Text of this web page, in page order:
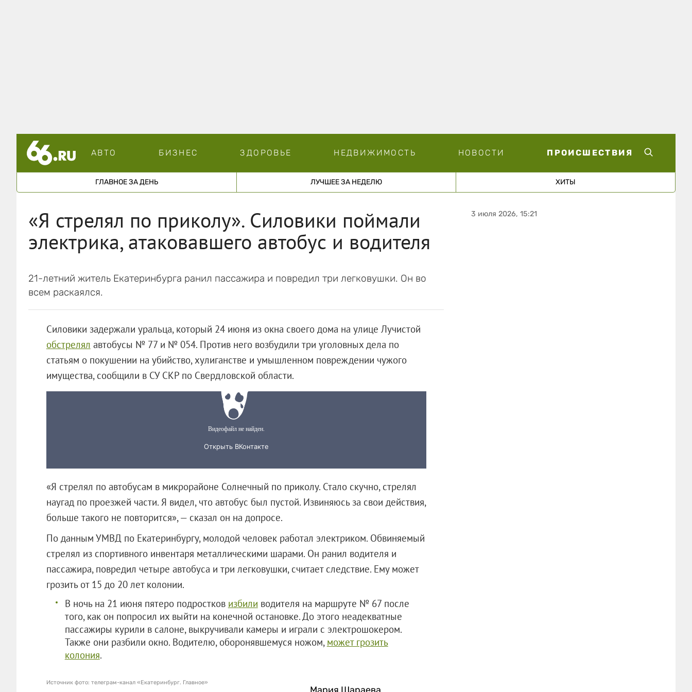
АВТО БИЗНЕС ЗДОРОВЬЕ НЕДВИЖИМОСТЬ НОВОСТИ ПРОИСШЕСТВИЯ
ГЛАВНОЕ ЗА ДЕНЬ ЛУЧШЕЕ ЗА НЕДЕЛЮ ХИТЫ
«Я стрелял по приколу». Силовики поймали
электрика, атаковавшего автобус и водителя
21-летний житель Екатеринбурга ранил пассажира и повредил три легковушки. Он во
всем раскаялся.
Силовики задержали уральца, который 24 июня из окна своего дома на улице Лучистой
обстрелял автобусы № 77 и № 054. Против него возбудили три уголовных дела по
статьям о покушении на убийство, хулиганстве и умышленном повреждении чужого
имущества, сообщили в СУ СКР по Свердловской области.
«Я стрелял по автобусам в микрорайоне Солнечный по приколу. Стало скучно, стрелял
наугад по проезжей части. Я видел, что автобус был пустой. Извиняюсь за свои действия,
больше такого не повторится», — сказал он на допросе.
По данным УМВД по Екатеринбургу, молодой человек работал электриком. Обвиняемый
стрелял из спортивного инвентаря металлическими шарами. Он ранил водителя и
пассажира, повредил четыре автобуса и три легковушки, считает следствие. Ему может
грозить от 15 до 20 лет колонии.
В ночь на 21 июня пятеро подростков избили водителя на маршруте № 67 после
того, как он попросил их выйти на конечной остановке. До этого неадекватные
пассажиры курили в салоне, выкручивали камеры и играли с электрошокером.
Также они разбили окно. Водителю, оборонявшемуся ножом, может грозить
колония.
Мария Шараева
Источник фото: телеграм-канал «Екатеринбург. Главное»
3 июля 2026, 15:21